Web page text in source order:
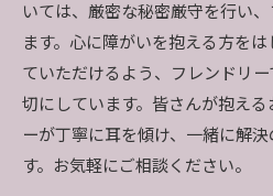
いては、厳密な秘密厳守を行い
ます。心に障がいを抱える方を
ていただけるよう、フレンドリ
切にしています。皆さんが抱え
ーが丁寧に耳を傾け、一緒に解
す。お気軽にご相談ください。